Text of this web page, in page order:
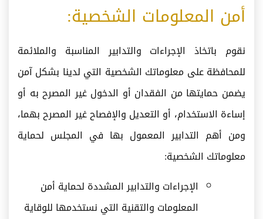
أمن المعلومات الشخصية:
نقوم باتخاذ الإجراءات والتدابير المناسبة والملائمة
للمحافظة على معلوماتك الشخصية التي لدينا بشكل آمن
يضمن حمايتها من الفقدان أو الدخول غير المصرح به أو
إساءة الاستخدام، أو التعديل والإفصاح غير المصرح بهما،
ومن أهم التدابير المعمول بها في المجلس لحماية
معلوماتك الشخصية:
الإجراءات والتدابير المشددة لحماية أمن
المعلومات والتقنية التي نستخدمها للوقاية